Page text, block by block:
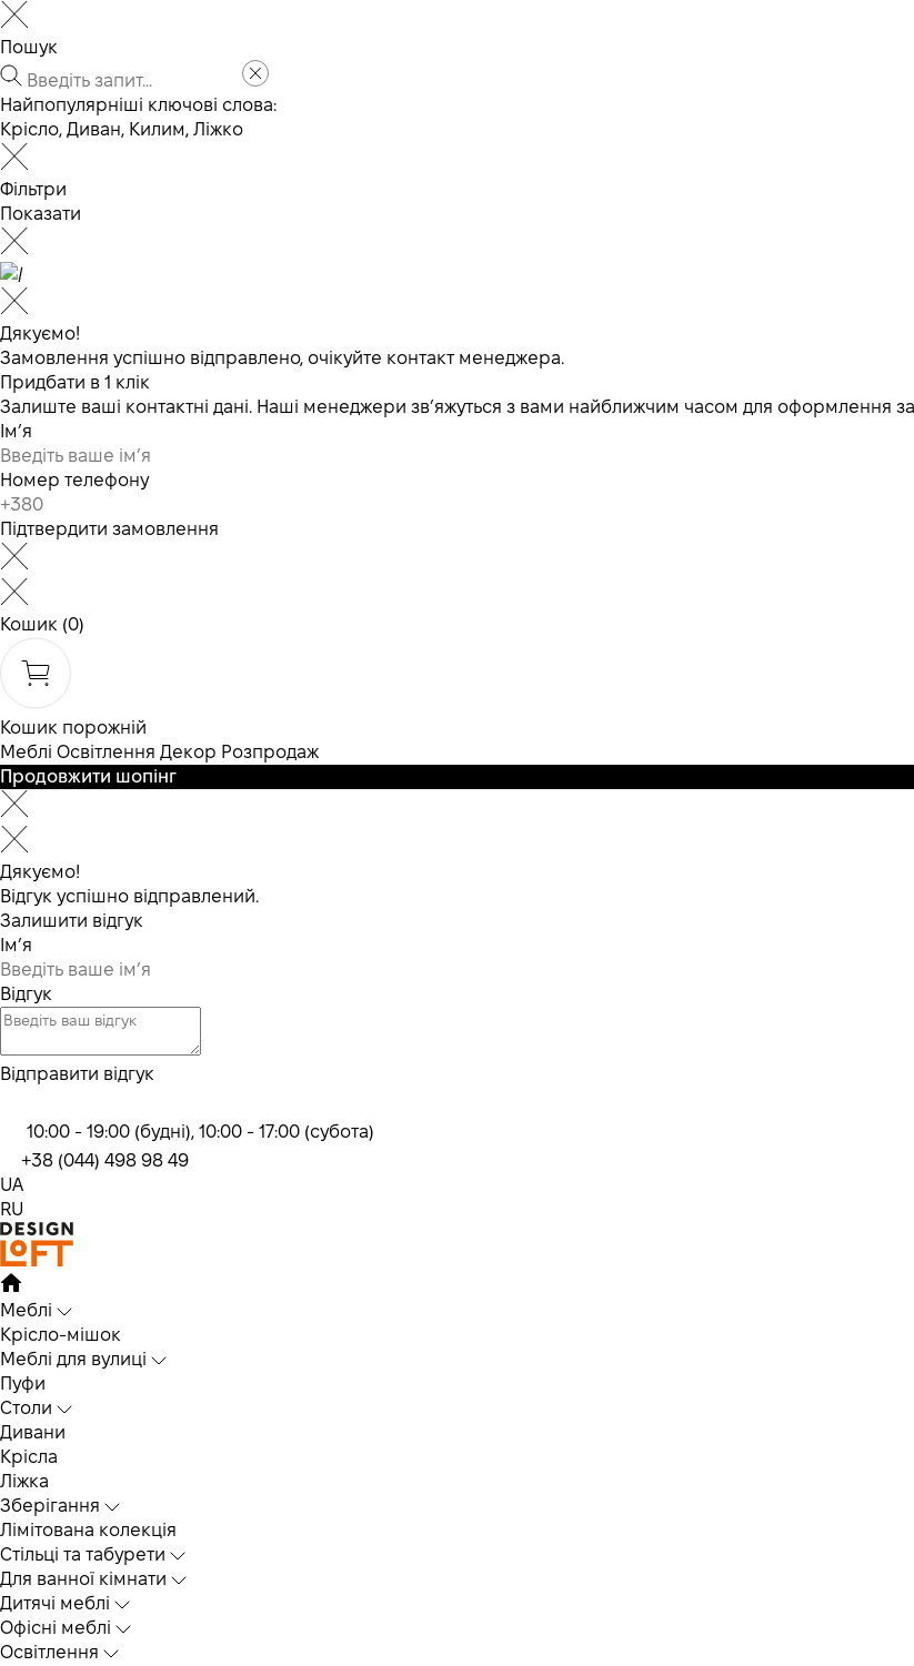
Пошук
Найпопулярніші ключові слова:
Крісло, Диван, Килим, Ліжко
Фільтри
Показати
Дякуємо!
Замовлення успішно відправлено, очікуйте контакт менеджера.
Придбати в 1 клік
Залиште ваші контактні дані. Наші менеджери зв’яжуться з вами найближчим часом для оформлення
Ім’я
Номер телефону
Підтвердити замовлення
Кошик (0)
Кошик порожній
Меблі Освітлення Декор Розпродаж
Продовжити шопінг
Дякуємо!
Відгук успішно відправлений.
Залишити відгук
Ім’я
Відгук
Відправити відгук
10:00 - 19:00 (будні), 10:00 - 17:00 (субота)
+38 (044) 498 98 49
UA
RU
Меблі
Крісло-мішок
Меблі для вулиці
Пуфи
Столи
Дивани
Крісла
Ліжка
Зберігання
Лімітована колекція
Стільці та табурети
Для ванної кімнати
Дитячі меблі
Офісні меблі
Освітлення